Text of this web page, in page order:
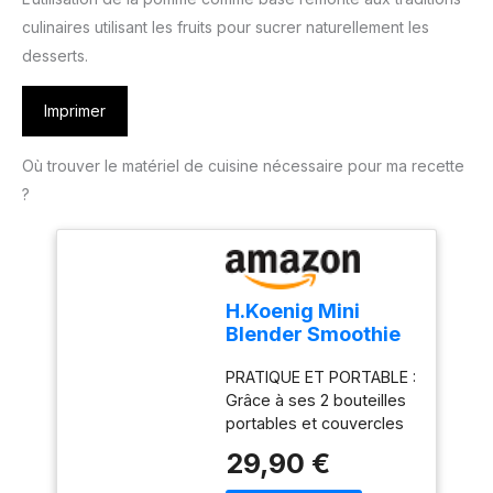
culinaires utilisant les fruits pour sucrer naturellement les
desserts.
Imprimer
Où trouver le matériel de cuisine nécessaire pour ma recette
?
H.Koenig Mini
Blender Smoothie
570ml, 300W, 4
Lames Inox, sans
BPA, 2 Bouteilles
Portables avec
Couvercles de
PRATIQUE ET PORTABLE :
Grâce à ses 2 bouteilles
portables et couvercles
emportez et savourez
29,90 €